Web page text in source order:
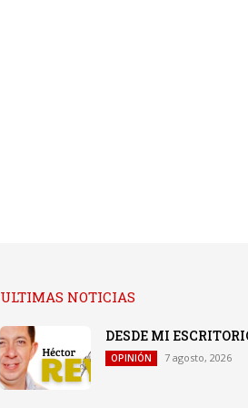
ULTIMAS NOTICIAS
DESDE MI
OPINIÓN 7 agosto, 2026